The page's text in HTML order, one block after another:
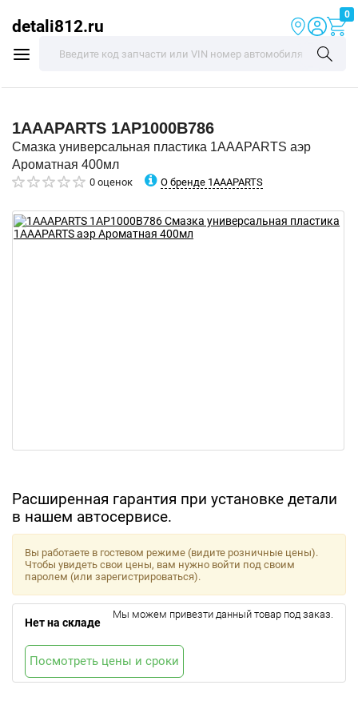
detali812.ru
0
1AAAPARTS 1AP1000B786
Смазка универсальная пластика 1AAAPARTS аэр
Ароматная 400мл
0 оценок О бренде 1AAAPARTS
Расширенная гарантия при установке детали
в нашем автосервисе.
Вы работаете в гостевом режиме (видите розничные цены).
Чтобы увидеть свои цены, вам нужно войти под своим
паролем (или зарегистрироваться).
Нет на складе
Мы можем привезти данный товар под заказ.
Посмотреть цены и сроки